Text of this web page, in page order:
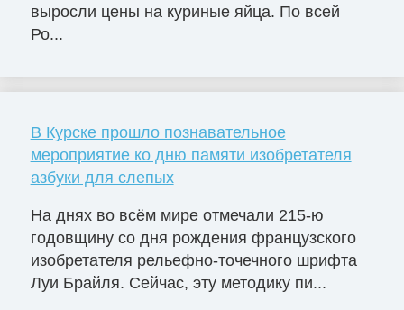
выросли цены на куриные яйца. По всей
Ро...
В Курске прошло познавательное
мероприятие ко дню памяти изобретателя
азбуки для слепых
На днях во всём мире отмечали 215-ю
годовщину со дня рождения французского
изобретателя рельефно-точечного шрифта
Луи Брайля. Сейчас, эту методику пи...